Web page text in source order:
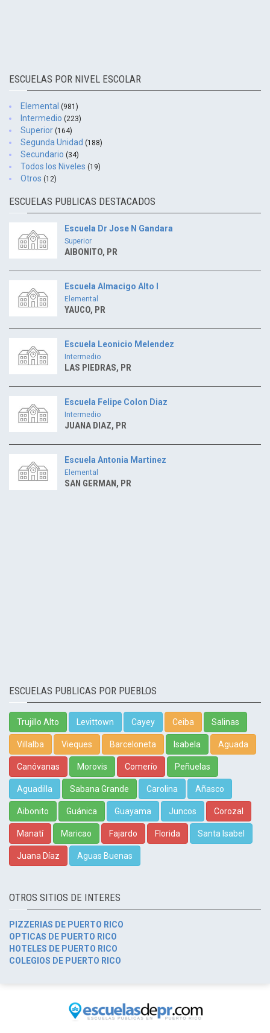
ESCUELAS POR NIVEL ESCOLAR
Elemental (981)
Intermedio (223)
Superior (164)
Segunda Unidad (188)
Secundario (34)
Todos los Niveles (19)
Otros (12)
ESCUELAS PUBLICAS DESTACADOS
Escuela Dr Jose N Gandara
Superior
AIBONITO, PR
Escuela Almacigo Alto I
Elemental
YAUCO, PR
Escuela Leonicio Melendez
Intermedio
LAS PIEDRAS, PR
Escuela Felipe Colon Diaz
Intermedio
JUANA DIAZ, PR
Escuela Antonia Martinez
Elemental
SAN GERMAN, PR
ESCUELAS PUBLICAS POR PUEBLOS
Trujillo Alto Levittown Cayey Ceiba Salinas
Villalba Vieques Barceloneta Isabela Aguada
Canóvanas Morovis Comerío Peñuelas
Aguadilla Sabana Grande Carolina Añasco
Aibonito Guánica Guayama Juncos Corozal
Manatí Maricao Fajardo Florida Santa Isabel
Juana Díaz Aguas Buenas
OTROS SITIOS DE INTERES
PIZZERIAS DE PUERTO RICO
OPTICAS DE PUERTO RICO
HOTELES DE PUERTO RICO
COLEGIOS DE PUERTO RICO